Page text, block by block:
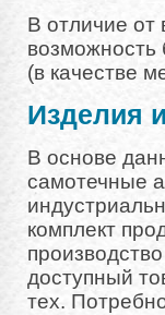
В отличие от
возможность
(в качестве
Изделия
В основе
самотечные
комплект
производство
доступный
тех.